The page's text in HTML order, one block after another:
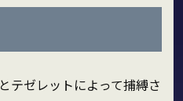
テゼレットによって捕縛さ